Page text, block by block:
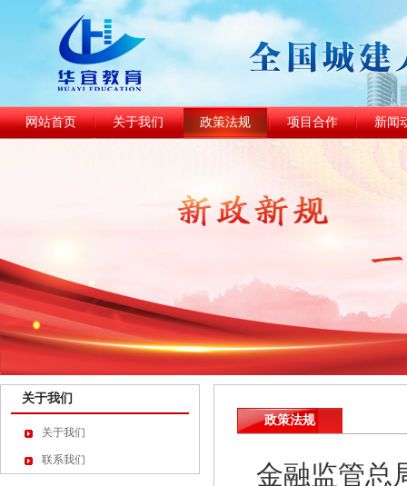
网站首页 关于我们 政策法规 项目合作 新闻
关于我们
关于我们
联系我们
政策法规
金融监管总